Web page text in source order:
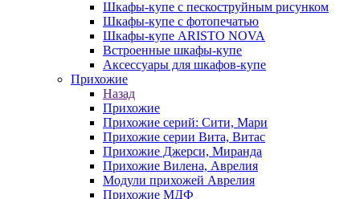
Шкафы-купе с пескоструйным рисунком
Шкафы-купе с фотопечатью
Шкафы-купе ARISTO NOVA
Встроенные шкафы-купе
Аксессуары для шкафов-купе
Прихожие
Назад
Прихожие
Прихожие серий: Сити, Мари
Прихожие серии Вита, Витас
Прихожие Джерси, Миранда
Прихожие Вилена, Аврелия
Модули прихожей Аврелия
Прихожие МДФ